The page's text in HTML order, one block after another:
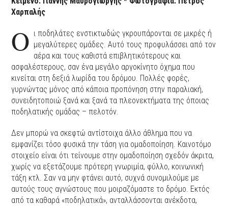
Χαρπαλής
Ο ι ποδηλάτες ενστικτωδώς γκρουπάρονται σε μικρές ή
μεγαλύτερες ομάδες. Αυτό τους προφυλάσσει από τον
αέρα και τους καθιστά επιβλητικότερους και
ασφαλέστερους, σαν ένα μεγάλο αργοκίνητο όχημα που
κινείται στη δεξιά λωρίδα του δρόμου. Πολλές φορές,
γυρνώντας μόνος από κάποια προπόνηση στην παραλιακή,
συνειδητοποιώ ξανά και ξανά τα πλεονεκτήματα της όποιας
ποδηλατικής ομάδας – πελοτόν.
Δεν μπορώ να σκεφτώ αντίστοιχα άλλο άθλημα που να
εμφανίζει τόσο φυσικά την τάση για ομαδοποίηση. Καινοτόμο
στοιχείο είναι ότι τείνουμε στην ομαδοποίηση σχεδόν άκριτα,
χωρίς να εξετάζουμε πρότερη γνωριμία, φύλλο, κοινωνική
τάξη κτλ. Σαν να μην φτάνει αυτό, συχνά συνομιλούμε με
αυτούς τους αγνώστους που μοιραζόμαστε το δρόμο. Εκτός
από τα καθαρά «ποδηλατικά», ανταλλάσσονται ανέκδοτα,